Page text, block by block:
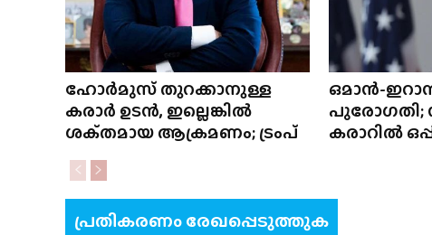
ഹോർമുസ് തുറക്കാനുള്ള
കരാർ ഉടൻ, ഇല്ലെങ്കിൽ
ശക്‌തമായ ആക്രമണം; ട്രംപ്
ഒമാൻ-
പുരോഗതി;
കരാറിൽ
പ്രതികരണം രേഖപ്പെടുത്തുക